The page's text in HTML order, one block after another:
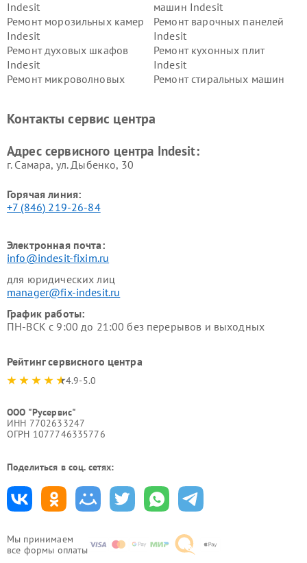
Мы принимаем
все формы оплаты
Indesit
машин Indesit
Ремонт морозильных камер
Indesit
Ремонт варочных панелей
Indesit
Ремонт духовых шкафов
Indesit
Ремонт кухонных плит
Indesit
Ремонт микроволновых
Ремонт стиральных машин
Indesit
Indesit
Контакты сервис центра
Адрес сервисного центра Indesit:
г. Самара, ул. Дыбенко, 30
Горячая линия:
+7 (846) 219-26-84
Электронная почта:
info@indesit-fixim.ru
для юридических лиц
manager@fix-indesit.ru
График работы:
ПН-ВСК с 9:00 до 21:00 без перерывов и выходных
Рейтинг сервисного центра
4.9-5.0
ООО "Русервис"
ИНН 7702633247
ОГРН 1077746335776
Поделиться в соц. сетях: